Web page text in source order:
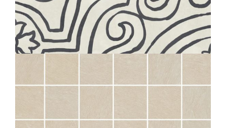
BOHÈME
TWIRL
20X20